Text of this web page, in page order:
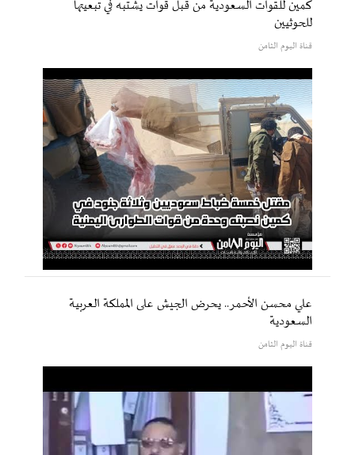
كمين للقوات السعودية من قبل قوات يشتبه في تبعيتها
للحوثيين
قناة اليوم الثامن
علي محسن الأحمر.. يحرض الجيش على المملكة العربية
السعودية
قناة اليوم الثامن